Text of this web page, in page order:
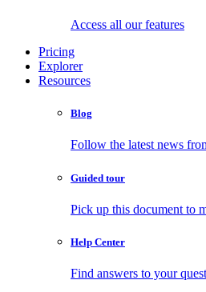
Access all our features
Pricing
Explorer
Resources
Blog
Follow the latest news
Guided tour
Pick up this document to
Help Center
Find answers to your